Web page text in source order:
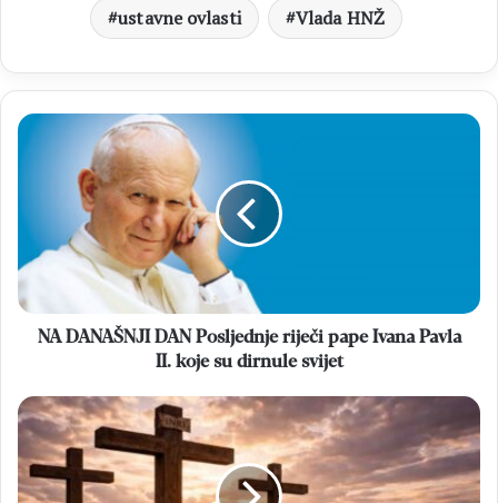
ustavne ovlasti
Vlada HNŽ
NA
Posljednje
pape
Ivana
II.
koje
svijet
NA DANAŠNJI DAN Posljednje riječi pape Ivana Pavla
II. koje su dirnule svijet
VELIKI
PETAK
Dan
tišine,